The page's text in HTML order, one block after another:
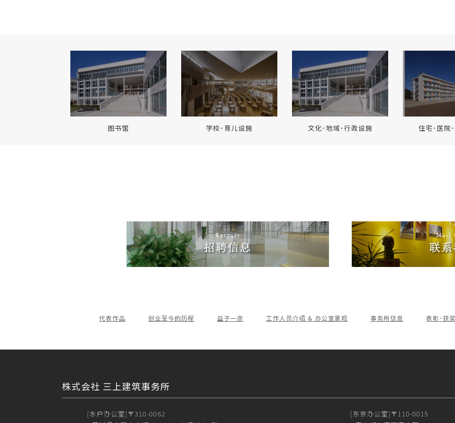
图书馆 学校･育儿设施 文化･地域･行政设施 住宅･医院
代表作品 创业至今的历程 益子一彦 工作人员介绍 & 办公室景观 事务所信息 表彰･获
株式会社 三上建筑事务所
[水户办公室] 〒310-0062
[东京办公室] 〒110-0015